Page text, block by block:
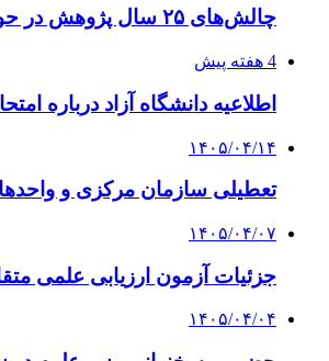
چالش‌های ۲۵ سال پژوهش در حوزه انسجام اجتماعی
4 هفته پیش
اطلاعیه دانشگاه آزاد درباره
۱۴۰۵/۰۴/۱۴
تعطیلی سازمان مرکزی و
۱۴۰۵/۰۴/۰۷
جزئیات آزمون ارزیابی علمی
۱۴۰۵/۰۴/۰۴